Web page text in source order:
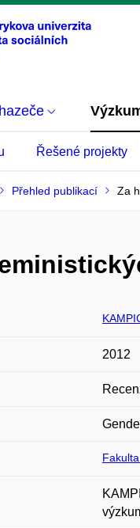
Řešené projekty
Přehled publikací Za
2012